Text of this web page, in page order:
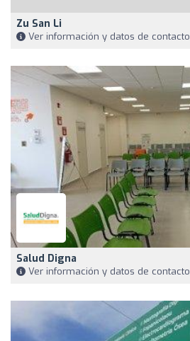
Zu San Li
Ver información y datos de contacto
Salud Digna
Ver información y datos de contacto